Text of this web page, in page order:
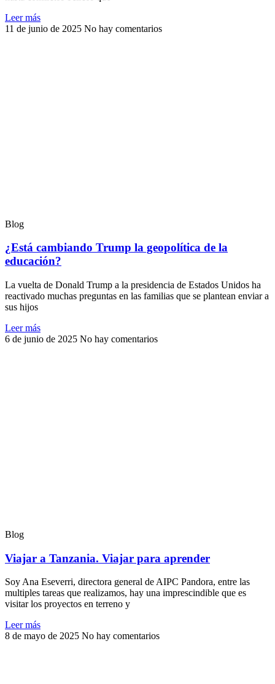
Leer más
11 de junio de 2025 No hay comentarios
Blog
¿Está cambiando Trump la geopolítica de la
educación?
La vuelta de Donald Trump a la presidencia de Estados Unidos ha
reactivado muchas preguntas en las familias que se plantean enviar a
sus hijos
Leer más
6 de junio de 2025 No hay comentarios
Blog
Viajar a Tanzania. Viajar para aprender
Soy Ana Eseverri, directora general de AIPC Pandora, entre las
multiples tareas que realizamos, hay una imprescindible que es
visitar los proyectos en terreno y
Leer más
8 de mayo de 2025 No hay comentarios